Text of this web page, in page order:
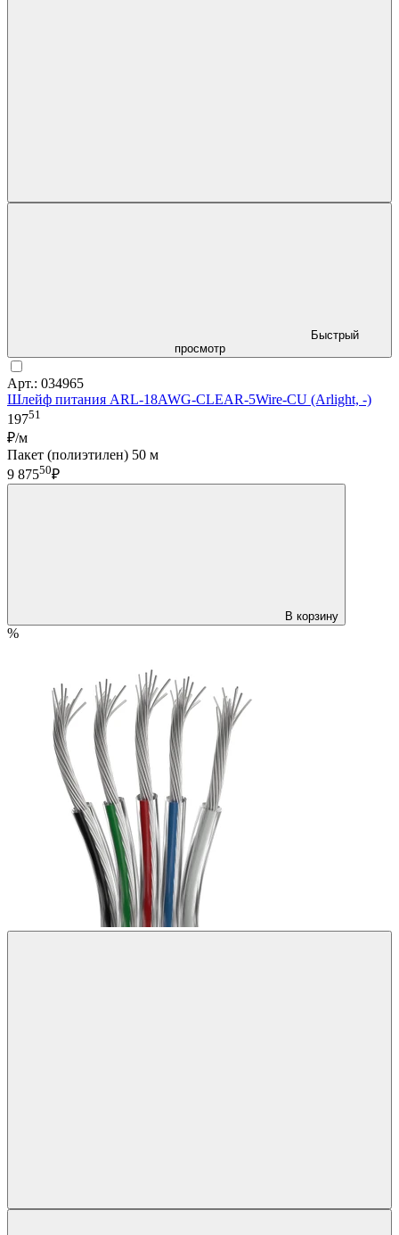
Быстрый
просмотр
Арт.: 034965
Шлейф питания ARL-18AWG-CLEAR-5Wire-CU (Arlight, -)
19751
₽/м
Пакет (полиэтилен) 50 м
9 87550₽
В корзину
%